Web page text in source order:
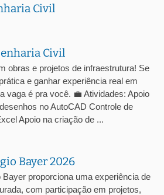
Civil
Civil
obras e projetos de infraestrutura! Se
e ganhar experiência real em
vaga é pra você. 💼 Atividades: Apoio
no AutoCAD Controle de
Apoio na criação de ...
Bayer 2026
proporciona uma experiência de
com participação em projetos,